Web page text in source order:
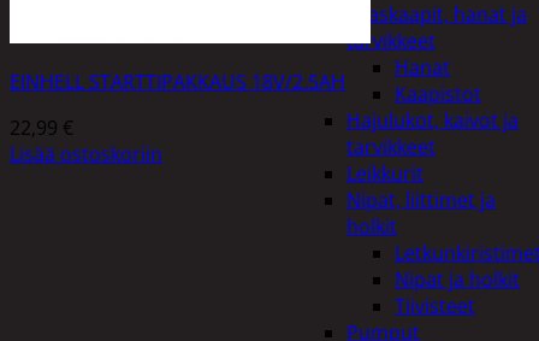
Allaskaapit, hanat ja
tarvikkeet
Hanat
Kaapistot
Hajulukot, kaivot ja
tarvikkeet
Leikkurit
Nipat, liittimet ja
holkit
Nipat ja holkit
Tiivisteet
Pumput
EINHELL STARTTIPAKKAUS 18V/2.5AH
22,99 €
Lisää ostoskoriin